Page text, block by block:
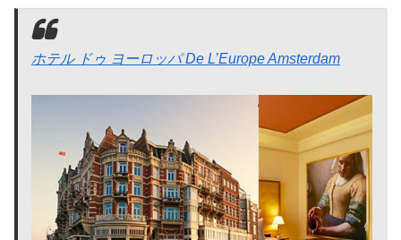
ホテル ドゥ ヨーロッパ De L’Europe Amsterdam